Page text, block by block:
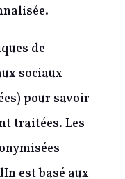
de
sociaux
pour savoir
traitées. Les
est basé aux